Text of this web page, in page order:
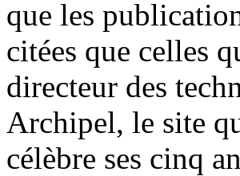
que les
citées que celles
directeur des
Archipel, le site
célèbre ses cinq